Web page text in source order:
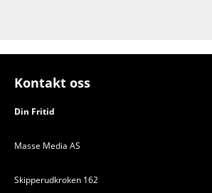
Kontakt oss
Din Fritid
Masse Media AS
Skipperudkroken 162